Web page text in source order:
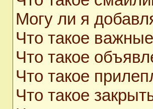
Могу ли я
Что такое
Что такое
Что такое
Что такое